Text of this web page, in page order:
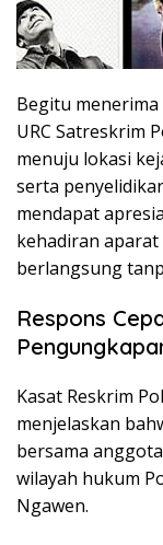
Begitu
URC Satreskrim
menuju lokasi
serta
mendapat
kehadiran aparat
berlangsung
Respons
Kasat Reskrim
menjelaskan
bersama
wilayah hukum
Ngawen.